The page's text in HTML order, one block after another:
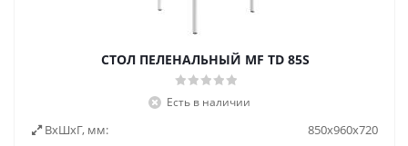
СТОЛ ПЕЛЕНАЛЬНЫЙ МF TD 85S
Есть в наличии
ВxШxГ, мм:
850x960x720